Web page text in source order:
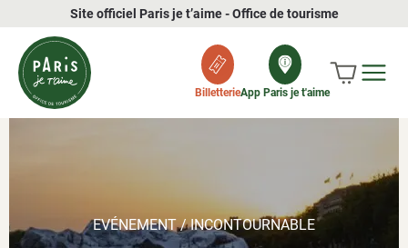
Site officiel Paris je t’aime - Office de tourisme
BilletterieApp Paris je t'aime
EVÉNEMENT / INCONTOURNABLE